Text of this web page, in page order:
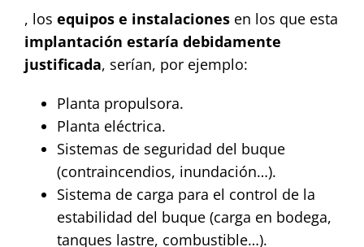
, los equipos e instalacionesen los que esta
implantación estaría debidamente
justificada, serían, por ejemplo:
Planta propulsora.
Planta eléctrica.
Sistemas de seguridad del buque
(contraincendios, inundación…).
Sistema de carga para el control de la
estabilidad del buque (carga en bodega,
tanques lastre, combustible…).